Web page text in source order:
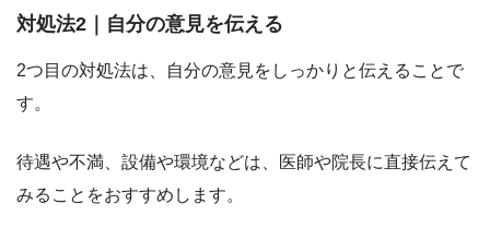
対処法2｜自分の意見を伝える
2つ目の対処法は、
自分の意見をしっかりと伝えることで
す。
待遇や不満、設備や環境などは、医師や院長に直接伝えて
みることをおすすめします。